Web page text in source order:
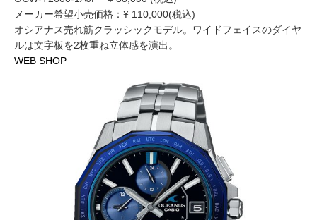
メーカー希望小売価格：¥ 110,000(税込)
オシアナス売れ筋クラッシックモデル。ワイドフェイスのダイヤ
ルは文字板を2枚重ね立体感を演出。
WEB SHOP